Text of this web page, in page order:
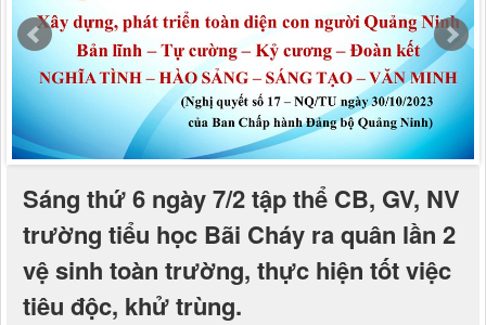
Sáng thứ 6 ngày 7/2 tập thể CB, GV, NV
trường tiểu học Bãi Cháy ra quân lần 2
vệ sinh toàn trường, thực hiện tốt việc
tiêu độc, khử trùng.